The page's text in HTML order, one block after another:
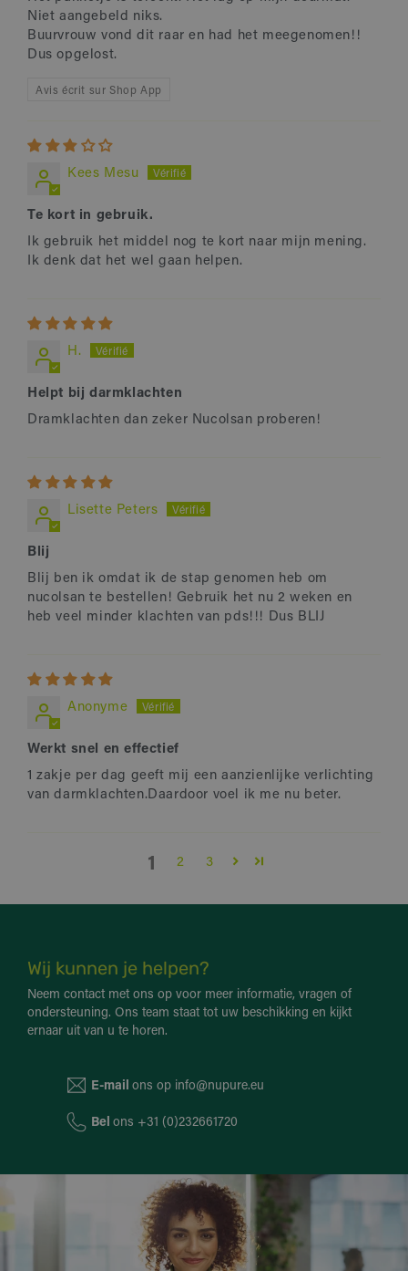
Niet aangebeld niks.
Buurvrouw vond dit raar en had het meegenomen!!
Dus opgelost.
Avis écrit sur Shop App
Kees Mesu
Te kort in gebruik.
Ik gebruik het middel nog te kort naar mijn mening.
Ik denk dat het wel gaan helpen.
H.
Helpt bij darmklachten
Dramklachten dan zeker Nucolsan proberen!
Lisette Peters
Blij
Blij ben ik omdat ik de stap genomen heb om
nucolsan te bestellen! Gebruik het nu 2 weken en
heb veel minder klachten van pds!!! Dus BLIJ
Anonyme
Werkt snel en effectief
1 zakje per dag geeft mij een aanzienlijke verlichting
van darmklachten.Daardoor voel ik me nu beter.
1 2 3
Wij kunnen je helpen?
Neem contact met ons op voor meer informatie, vragen of
ondersteuning. Ons team staat tot uw beschikking en kijkt
ernaar uit van u te horen.
E-mail ons op info@nupure.eu
Bel ons +31 (0)232661720